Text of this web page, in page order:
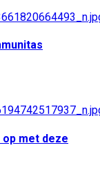
met deze